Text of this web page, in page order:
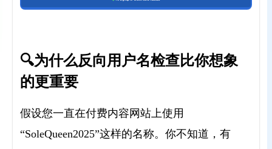
🔍为什么反向用户名检查比你想象
的更重要
假设您一直在付费内容网站上使用
“SoleQueen2025”这样的名称。你不知道，有